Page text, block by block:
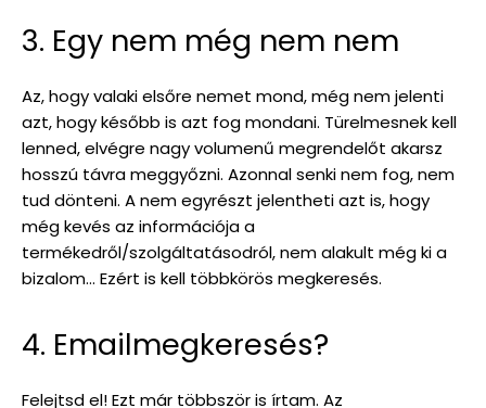
3. Egy nem még nem nem
Az, hogy valaki elsőre nemet mond, még nem jelenti
azt, hogy később is azt fog mondani. Türelmesnek kell
lenned, elvégre nagy volumenű megrendelőt akarsz
hosszú távra meggyőzni. Azonnal senki nem fog, nem
tud dönteni. A nem egyrészt jelentheti azt is, hogy
még kevés az információja a
termékedről/szolgáltatásodról, nem alakult még ki a
bizalom… Ezért is kell többkörös megkeresés.
4. Emailmegkeresés?
Felejtsd el! Ezt már többször is írtam. Az